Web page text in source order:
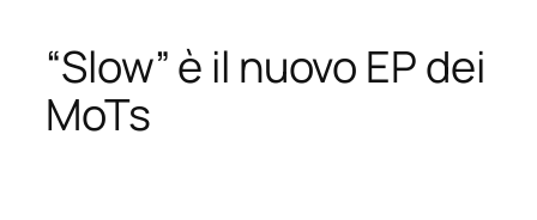
“Slow” è il nuovo EP dei
MoTs